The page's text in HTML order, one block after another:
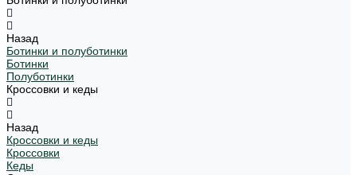
Назад
Ботинки и полуботинки
Ботинки
Полуботинки
Кроссовки и кеды
Назад
Кроссовки и кеды
Кроссовки
Кеды